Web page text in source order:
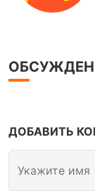
ДОБАВИТЬ
Укажите имя